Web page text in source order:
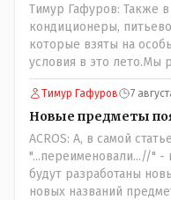
Тимур Гафуров: Также
кондиционеры,
которые взяты на
условия в это лето.Мы
Вы считаете иначе?Ну
комментарий
трагедии, то есть 29
воду, и новые
температурный режим
часть - информация до
информация после
Тимур Гафуров 7
Новые предметы
ACROS: А, в самой
"...переименовали...//" -
будут разработаны
новых названий